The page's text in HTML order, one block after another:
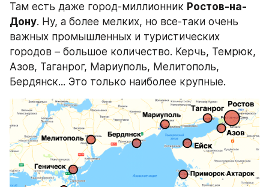
Там есть даже город-миллионник Ростов-на-
Дону. Ну, а более мелких, но все-таки очень
важных промышленных и туристических
городов – большое количество. Керчь, Темрюк,
Азов, Таганрог, Мариуполь, Мелитополь,
Бердянск... Это только наиболее крупные.